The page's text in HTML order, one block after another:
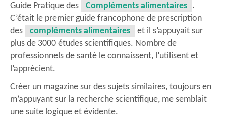
Guide Pratique des
Compléments alimentaires .
C’était le premier guide francophone de prescription
des
compléments alimentaires
et il s’appuyait sur
plus de 3000 études scientifiques. Nombre de
professionnels de santé le connaissent, l’utilisent et
l’apprécient.
Créer un magazine sur des sujets similaires, toujours en
m’appuyant sur la recherche scientifique, me semblait
une suite logique et évidente.